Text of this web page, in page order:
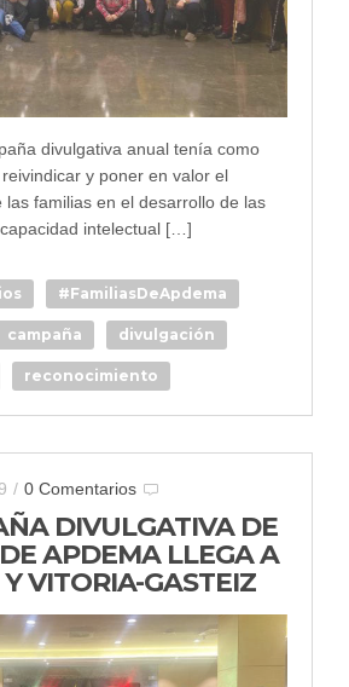
divulgativa anual tenía como
y poner en valor el
las familias en el desarrollo de las
intelectual […]
#FamiliasDeApdema
campaña divulgación
reconocimiento
/ 0 Comentarios
DIVULGATIVA DE
APDEMA LLEGA A
VITORIA-GASTEIZ